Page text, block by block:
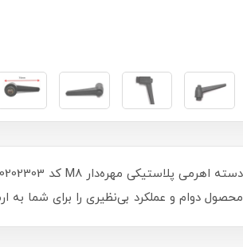
محصول دوام و عملکرد بی‌نظیری را برای شما به